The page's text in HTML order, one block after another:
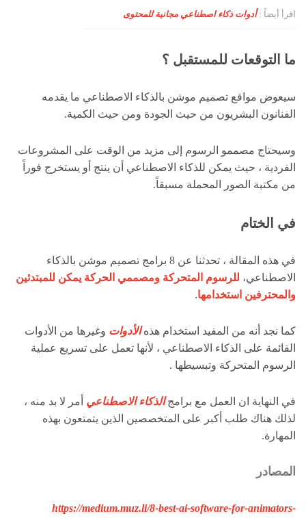
اقرأ أيضاً :أدوات ذكاء اصطناعي مجانية للمحتوى
ما التوقعات للمستقبل ؟
سيعوض مواقع تصميم موشن بالذكاء الاصطناعي ما يقدمه
الفنانون البشريون من حيث الجودة ومن حيث الكمية.
وسيحتاج مصممو الرسوم إلى مزيد من الوقت على المشروعات
الفردية ، حيث يمكن للذكاء الاصطناعي أن ينتج أو يستخرج فوراً
من مكتبة الصور المحملة مسبقاً.
في الختام
في هذه المقالة ، تحدثنا عن 8 برامج تصميم موشن بالذكاء
الاصطناعي، للرسوم المتحركة ومصممي الحركة يمكن للمبتدئين
والمحترفين استخدامها.
كما نجد أنه من المفيد استخدام هذهالأدوات وغيرها من الأدوات
القائمة على الذكاء الاصطناعي ، لأنها تعمل على تسريع عملية
الرسوم المتحركة وتبسيطها .
في النهاية ان العمل مع برامجالذكاء الاصطناعي أمر لا بد منه ،
لذلك هناك طلب أكبر على المتخصصين الذين يتمتعون بهذه
المهارة.
المصادر
https://medium.muz.li/8-best-ai-software-for-animators-